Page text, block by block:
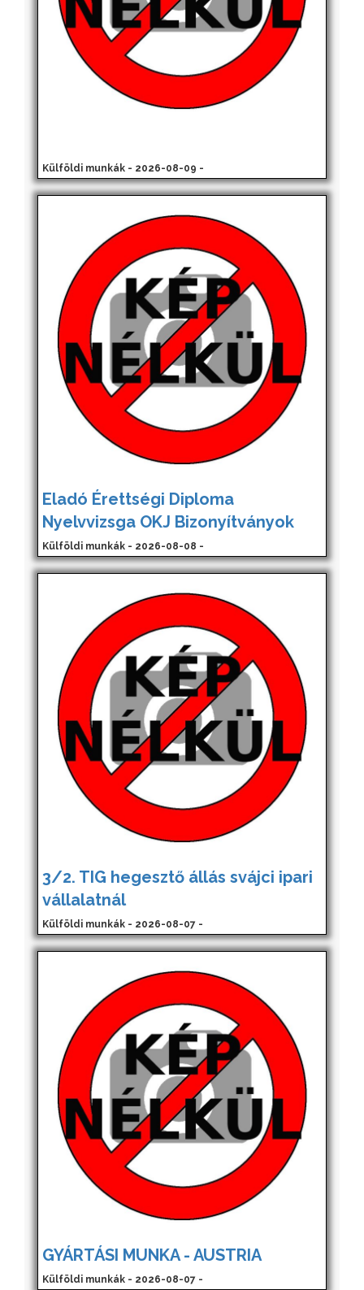
Külföldi munkák - 2026-08-09 -
Eladó Érettségi Diploma
Nyelvvizsga OKJ Bizonyítványok
Külföldi munkák - 2026-08-08 -
3/2. TIG hegesztő állás svájci ipari
vállalatnál
Külföldi munkák - 2026-08-07 -
GYÁRTÁSI MUNKA - AUSTRIA
Külföldi munkák - 2026-08-07 -